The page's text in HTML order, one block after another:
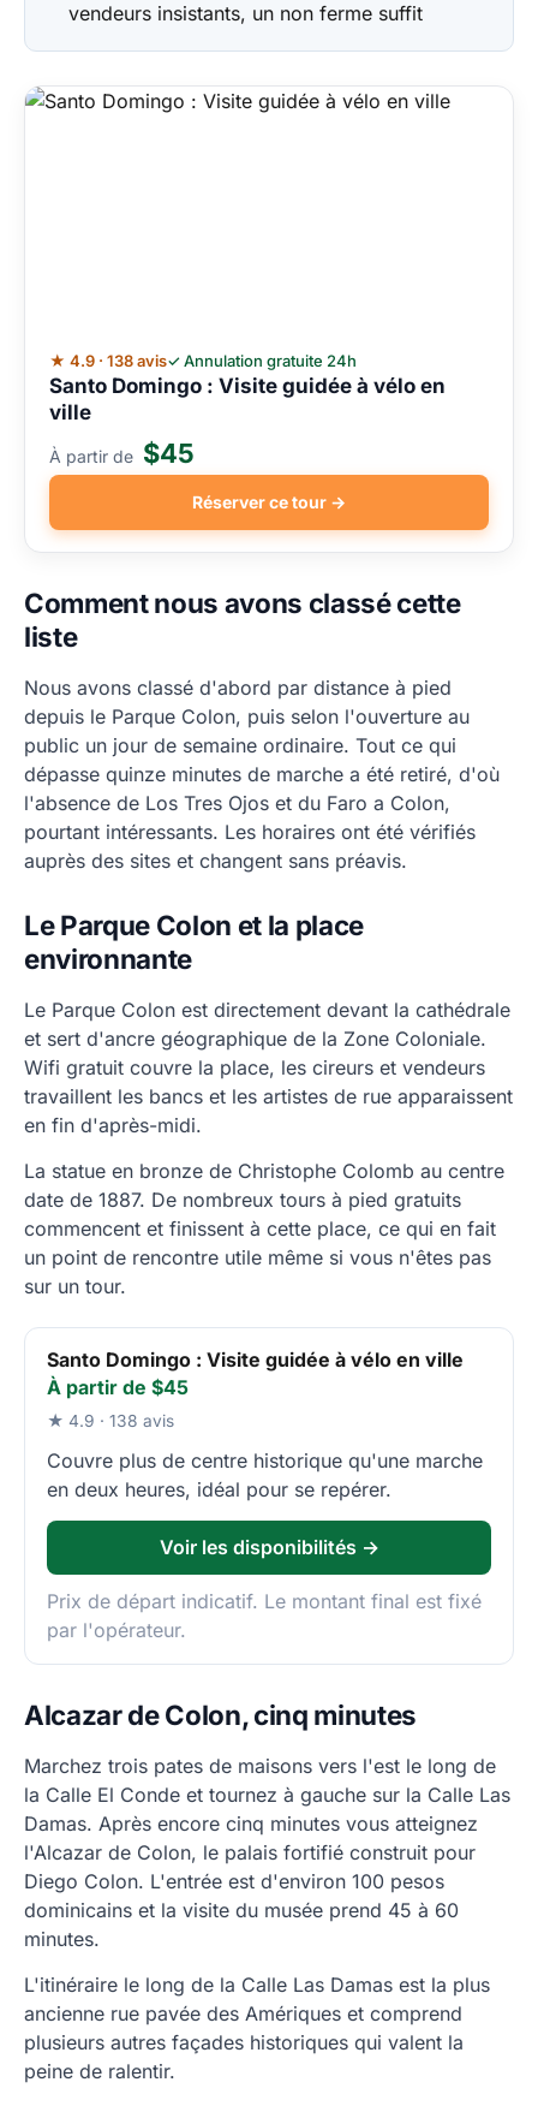
vendeurs insistants, un non ferme suffit
★ 4.9 · 138 avis✓ Annulation gratuite 24h
Santo Domingo : Visite guidée à vélo en
ville
À partir de $45
Réserver ce tour →
Comment nous avons classé cette
liste
Nous avons classé d'abord par distance à pied
depuis le Parque Colon, puis selon l'ouverture au
public un jour de semaine ordinaire. Tout ce qui
dépasse quinze minutes de marche a été retiré, d'où
l'absence de Los Tres Ojos et du Faro a Colon,
pourtant intéressants. Les horaires ont été vérifiés
auprès des sites et changent sans préavis.
Le Parque Colon et la place
environnante
Le Parque Colon est directement devant la cathédrale
et sert d'ancre géographique de la Zone Coloniale.
Wifi gratuit couvre la place, les cireurs et vendeurs
travaillent les bancs et les artistes de rue apparaissent
en fin d'après-midi.
La statue en bronze de Christophe Colomb au centre
date de 1887. De nombreux tours à pied gratuits
commencent et finissent à cette place, ce qui en fait
un point de rencontre utile même si vous n'êtes pas
sur un tour.
Santo Domingo : Visite guidée à vélo en ville
À partir de $45
★ 4.9 · 138 avis
Couvre plus de centre historique qu'une marche
en deux heures, idéal pour se repérer.
Voir les disponibilités →
Prix de départ indicatif. Le montant final est fixé
par l'opérateur.
Alcazar de Colon, cinq minutes
Marchez trois pates de maisons vers l'est le long de
la Calle El Conde et tournez à gauche sur la Calle Las
Damas. Après encore cinq minutes vous atteignez
l'Alcazar de Colon, le palais fortifié construit pour
Diego Colon. L'entrée est d'environ 100 pesos
dominicains et la visite du musée prend 45 à 60
minutes.
L'itinéraire le long de la Calle Las Damas est la plus
ancienne rue pavée des Amériques et comprend
plusieurs autres façades historiques qui valent la
peine de ralentir.